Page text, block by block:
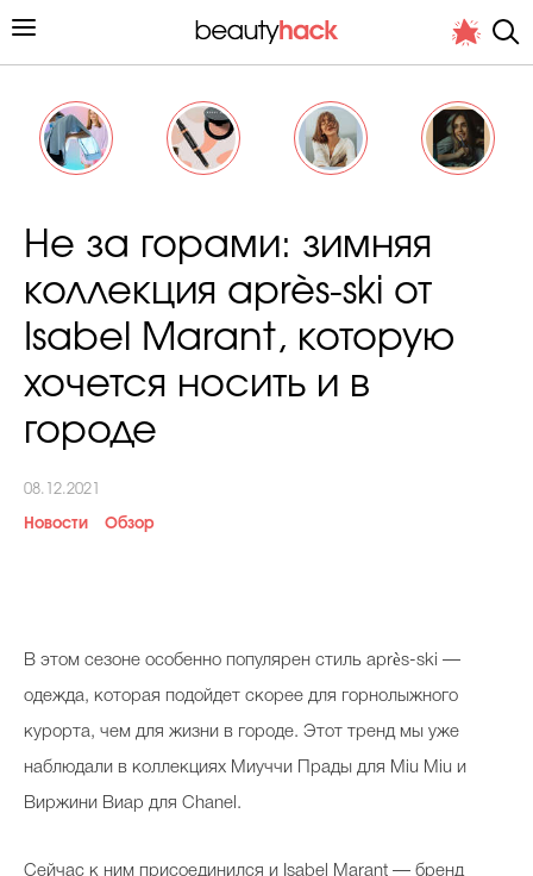
Подиум
Худеем правильно
Не за горами: зимняя
коллекция après-ski от
Isabel Marant, которую
хочется носить и в
городе
08.12.2021
Новости Обзор
В этом сезоне особенно популярен стиль après-ski —
одежда, которая подойдет скорее для горнолыжного
курорта, чем для жизни в городе. Этот тренд мы уже
наблюдали в коллекциях Миуччи Прады для Miu Miu и
Виржини Виар для Chanel.
Сейчас к ним присоединился и Isabel Marant — бренд